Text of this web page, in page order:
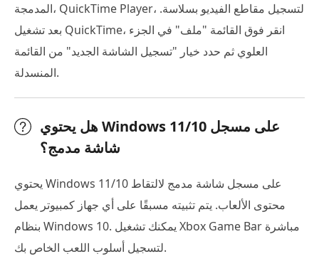
المدمجة، QuickTime Player، لتسجيل مقاطع الفيديو بسلاسة.
بعد تشغيل QuickTime، انقر فوق القائمة "ملف" في الجزء
العلوي ثم حدد خيار "تسجيل الشاشة الجديد" من القائمة
المنسدلة.
هل يحتوي Windows 11/10 على مسجل
شاشة مدمج؟
يحتوي Windows 11/10 على مسجل شاشة مدمج لالتقاط
محتوى الألعاب. يتم تثبيته مسبقًا على أي جهاز كمبيوتر يعمل
بنظام Windows 10. يمكنك تشغيل Xbox Game Bar مباشرة
لتسجيل أسلوب اللعب الخاص بك.